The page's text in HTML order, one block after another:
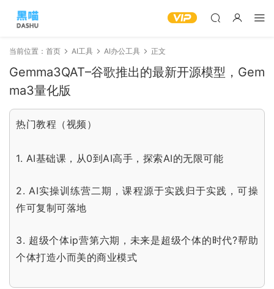
当前位置： 首页 AI工具 AI办公工具 正文
Gemma3QAT–谷歌推出的最新开源模型，Gem
ma3量化版
热门教程（视频）
1. AI基础课，从0到AI高手，探索AI的无限可能
2.AI实操训练营二期，课程源于实践归于实践，可操
作可复制可落地
3. 超级个体ip营第六期，未来是超级个体的时代?帮助
个体打造小而美的商业模式